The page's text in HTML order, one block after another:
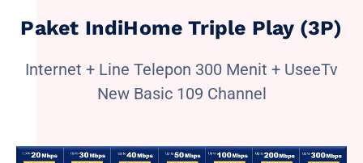
Paket IndiHome Triple Play (3P)
Internet + Line Telepon 300 Menit + UseeTv
New Basic 109 Channel